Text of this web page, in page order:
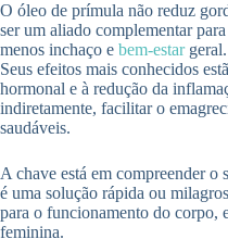
O óleo de prímula não reduz
ser um aliado complementar
menos inchaço e bem-estargeral.
Seus efeitos mais conhecidos
hormonal e à redução da
indiretamente, facilitar o
saudáveis.
A chave está em compreender o
é uma solução rápida ou
para o funcionamento do corpo,
feminina.